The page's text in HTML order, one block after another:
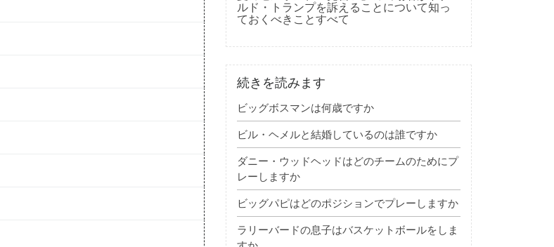
ルド・トランプを訴えることについて知っ
ておくべきことすべて
続きを読みます
ビッグボスマンは何歳ですか
ビル・ヘメルと結婚しているのは誰ですか
ダニー・ウッドヘッドはどのチームのためにプ
レーしますか
ビッグパピはどのポジションでプレーしますか
ラリーバードの息子はバスケットボールをしま